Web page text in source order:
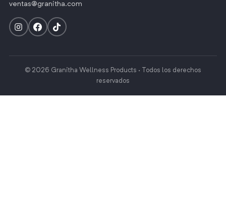
ventas@granitha.com
© 2026 Granitha Wellness Products · Todos los derechos
reservados